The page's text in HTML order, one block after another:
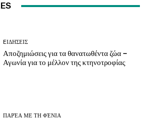
EΙΔΗΣΕΙΣ
Αποζημιώσεις για τα θανατωθέντα ζώα –
Αγωνία για το μέλλον της κτηνοτροφίας
ΠΑΡΈΑ ΜΕ ΤΗ ΦΈΝΙΑ